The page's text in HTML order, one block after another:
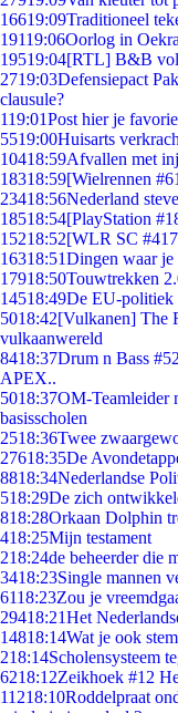
16619:09Traditioneel
19119:06Oorlog in
19519:04[RTL] B&B vol
2719:03Defensiepact
clausule?
119:01Post hier je
5519:00Huisarts
10418:59Afvallen met
18318:59[Wielrennen
23418:56Nederland
18518:54[PlayStation
15218:52[WLR SC
16318:51Dingen waar
17918:50Touwtrekken
14518:49De EU-politiek
5018:42[Vulkanen] The
vulkaanwereld
8418:37Drum n Bass
APEX..
5018:37OM-Teamleider
basisscholen
2518:36Twee
27618:35De
8818:34Nederlandse
518:29De zich
818:28Orkaan Dolphin
418:25Mijn testament
218:24de beheerder die
3418:23Single mannen
6118:23Zou je
29418:21Het
14818:14Wat je ook
218:14Scholensysteem
6218:12Zeikhoek #12
11218:10Roddelpraat